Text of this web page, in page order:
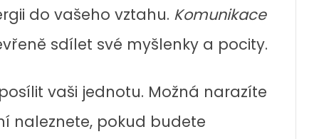
do vašeho vztahu. Komunikace
sdílet své myšlenky a pocity.
vaši jednotu. Možná narazíte
naleznete, pokud budete